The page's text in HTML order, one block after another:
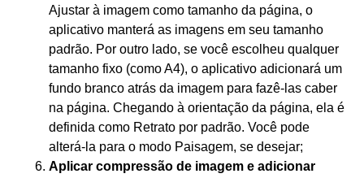
Ajustar à imagem como tamanho da página, o
aplicativo manterá as imagens em seu tamanho
padrão. Por outro lado, se você escolheu qualquer
tamanho fixo (como A4), o aplicativo adicionará um
fundo branco atrás da imagem para fazê-las caber
na página. Chegando à orientação da página, ela é
definida como Retrato por padrão. Você pode
alterá-la para o modo Paisagem, se desejar;
Aplicar compressão de imagem e adicionar